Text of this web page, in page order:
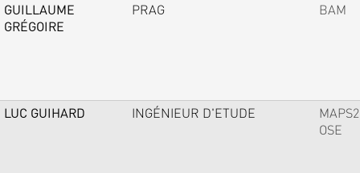
GUILLAUME
GRÉGOIRE
PRAG BAM
LUC GUIHARD INGÉNIEUR D'ETUDE
MAPS2
OSE